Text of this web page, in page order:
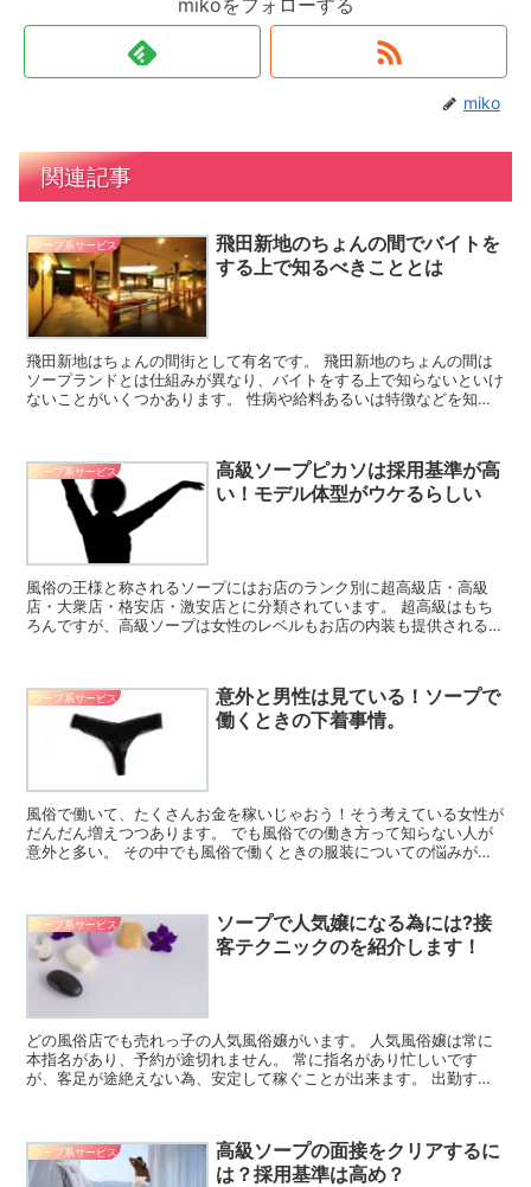
mikoをフォローする
miko
関連記事
ソープ系サービス
飛田新地のちょんの間でバイトを
する上で知るべきこととは
飛田新地はちょんの間街として有名です。 飛田新地のちょんの間は
ソープランドとは仕組みが異なり、バイトをする上で知らないといけ
ないことがいくつかあります。 性病や給料あるいは特徴などを知っ
ソープ系サービス
高級ソープピカソは採用基準が高
い！モデル体型がウケるらしい
風俗の王様と称されるソープにはお店のランク別に超高級店・高級
店・大衆店・格安店・激安店とに分類されています。 超高級はもち
ろんですが、高級ソープは女性のレベルもお店の内装も提供されるサ
ソープ系サービス
意外と男性は見ている！ソープで
働くときの下着事情。
風俗で働いて、たくさんお金を稼いじゃおう！そう考えている女性が
だんだん増えつつあります。 でも風俗での働き方って知らない人が
意外と多い。 その中でも風俗で働くときの服装についての悩みが多
ソープ系サービス
ソープで人気嬢になる為には?接
客テクニックのを紹介します！
どの風俗店でも売れっ子の人気風俗嬢がいます。 人気風俗嬢は常に
本指名があり、予約が途切れません。 常に指名があり忙しいです
が、客足が途絶えない為、安定して稼ぐことが出来ます。 出勤すれ
ソープ系サービス
高級ソープの面接をクリアするに
は？採用基準は高め？